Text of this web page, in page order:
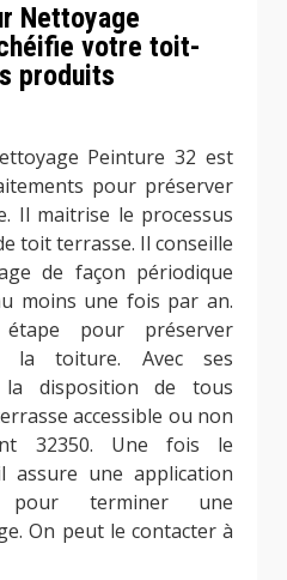
Nettoyage
votre toit-
produits
Peinture 32 est
pour préserver
Il maitrise le processus
toit terrasse. Il conseille
de façon périodique
moins une fois par an.
pour préserver
la toiture. Avec ses
disposition de tous
accessible ou non
32350. Une fois le
assure une application
pour terminer une
On peut le contacter à